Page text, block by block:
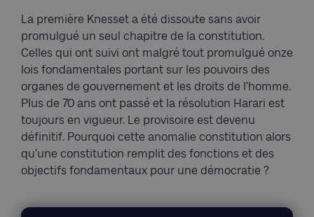
La première Knesset a été dissoute sans avoir
promulgué un seul chapitre de la constitution.
Celles qui ont suivi ont malgré tout promulgué onze
lois fondamentales portant sur les pouvoirs des
organes de gouvernement et les droits de l’homme.
Plus de 70 ans ont passé et la résolution Harari est
toujours en vigueur. Le provisoire est devenu
définitif. Pourquoi cette anomalie constitution alors
qu’une constitution remplit des fonctions et des
objectifs fondamentaux pour une démocratie ?